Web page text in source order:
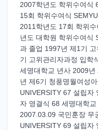
2007학년도 학위수여식
15회 학위수여식
2011학년도 17회 학위
년도 대학원 학위수여식
과 졸업 1997년 제1기
기 고위관리자과정 입학
세명대학교 년사 2009
년 제6기 청풍명월여성
UNIVERSITY 67 설립자
자 영결식 68 세명대학
2007.03.09 국민훈장 무
UNIVERSITY 69 설립자